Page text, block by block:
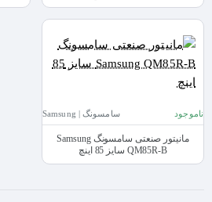
ناموجود سامسونگ | Samsung
مانیتور صنعتی سامسونگ Samsung
QM85R-B سایز 85 اینچ